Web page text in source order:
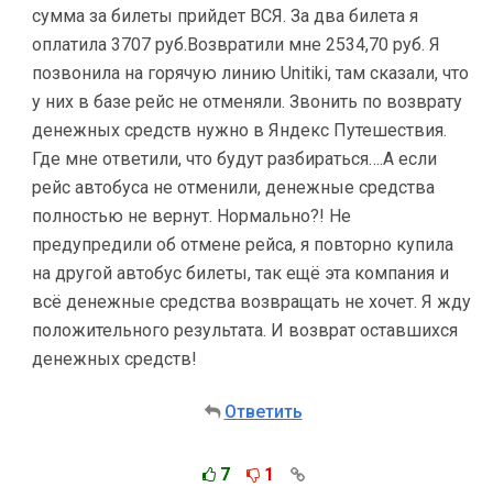
сумма за билеты прийдет ВСЯ. За два билета я
оплатила 3707 руб.Возвратили мне 2534,70 руб. Я
позвонила на горячую линию Unitiki, там сказали, что
у них в базе рейс не отменяли. Звонить по возврату
денежных средств нужно в Яндекс Путешествия.
Где мне ответили, что будут разбираться….А если
рейс автобуса не отменили, денежные средства
полностью не вернут. Нормально?! Не
предупредили об отмене рейса, я повторно купила
на другой автобус билеты, так ещё эта компания и
всё денежные средства возвращать не хочет. Я жду
положительного результата. И возврат оставшихся
денежных средств!
Ответить
7 1